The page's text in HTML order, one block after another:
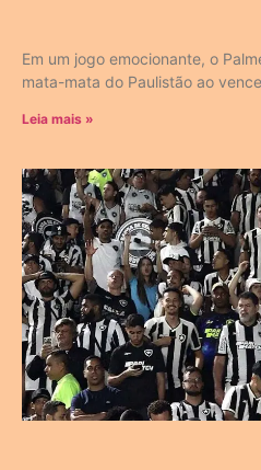
Em um jogo emocionante, o
mata-mata do Paulistão ao
Leia mais »